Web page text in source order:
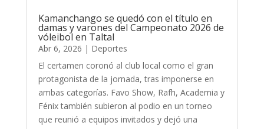
Kamanchango se quedó con el título en
damas y varones del Campeonato 2026 de
vóleibol en Taltal
Abr 6, 2026 | Deportes
El certamen coronó al club local como el gran
protagonista de la jornada, tras imponerse en
ambas categorías. Favo Show, Rafh, Academia y
Fénix también subieron al podio en un torneo
que reunió a equipos invitados y dejó una